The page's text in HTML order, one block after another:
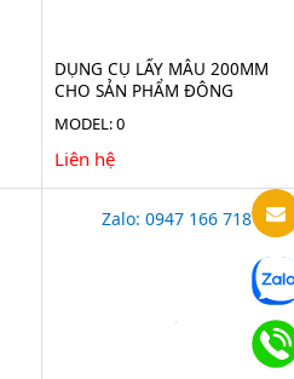
DỤNG CỤ LẤY MẪU 200MM
CHO SẢN PHẨM ĐÔNG
5323-0200
MODEL: 0
Liên hệ
Zalo: 0947 166 718